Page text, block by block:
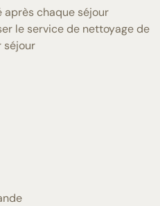
chaque séjour
le service de nettoyage de
séjour